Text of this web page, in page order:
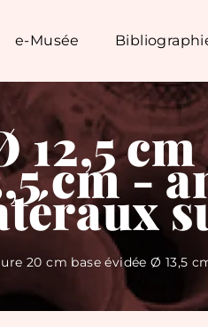
e-Musée
12,5
cm -
20 cm base évidée Ø 13,5